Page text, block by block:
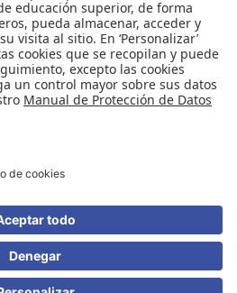
audiovisual
Decreto 1297 del 30 de mayo de 1964.
Resolución 28 del 23 de febrero de 1949